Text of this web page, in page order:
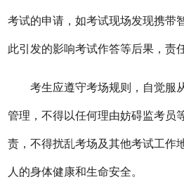
考试的申请，如考试现场发现携带
此引发的影响考试作答等后果，责
考生应遵守考场规则，自觉服
管理，不得以任何理由妨碍监考员
责，不得扰乱考场及其他考试工作
人的身体健康和生命安全。